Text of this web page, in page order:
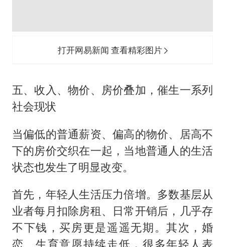
打开网易新闻 查看精彩图片
五、收入、物价、房价叠加，催生一系列
社会现状
当偏低的普通薪资、偏高的物价、居高不
下的房价交织在一起，当地普通人的生活
状态也发生了明显改变。
首先，年轻人生活压力倍增。多数基层从
业者每月扣除房租、日常开销后，几乎存
不下钱，买房更是遥遥无期。其次，婚
恋、生育意愿持续走低，很多年轻人表